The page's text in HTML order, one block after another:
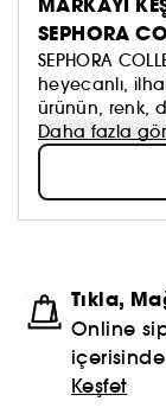
SEPHORA
SEPHORA
heyecanlı,
ürünün, renk,
güzellik
öte, aynada
Topla, oyna
Daha fazla gör
Tıkla,
Online
Keşfet